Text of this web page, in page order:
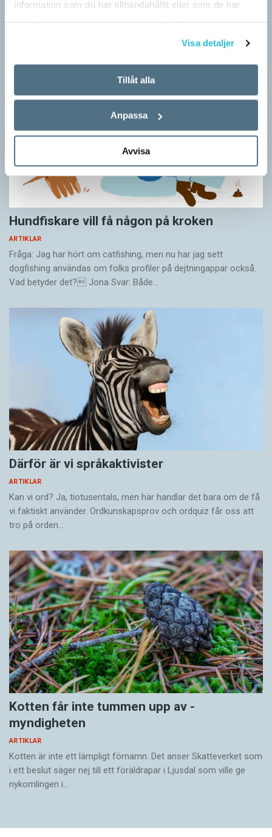
information som du har tillhandahållit eller som de har
Visa detaljer
Tillåt alla
Anpassa
Avvisa
Vid två års ålder har barn begränsad förståelse för
meningsstruktur. Ändå har tvååringar lärt sig grunderna
i turtagning i samtal. Förmågan utvecklas ytterligare i takt med…
Hundfiskare vill få någon på kroken
ARTIKLAR
Fråga: Jag har hört om catfishing, men nu har jag sett
dogfishing användas om folks profiler på dejtningappar också.
Vad betyder det? Jona Svar: Både…
Därför är vi språkaktivister
ARTIKLAR
Kan vi ord? Ja, tiotusentals, men här handlar det bara om de få
vi faktiskt använder. Ordkunskapsprov och ordquiz får oss att
tro på orden…
Kotten får inte tummen upp av ­
myndigheten
ARTIKLAR
Kotten är inte ett lämpligt förnamn. Det anser Skatte­verket som
i ett beslut säger nej till ett föräldra­par i Ljusdal som ville ge
nykomlingen i…